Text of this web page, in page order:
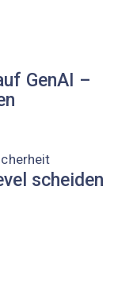
GenAI –
scheiden